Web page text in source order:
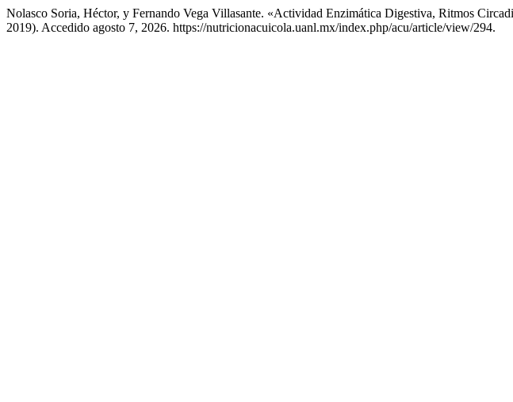
Nolasco Soria, Héctor, y Fernando Vega Villasante. «Actividad Enzimática Digestiva, Ritmos
2019). Accedido agosto 7, 2026. https://nutricionacuicola.uanl.mx/index.php/acu/article/view/294.